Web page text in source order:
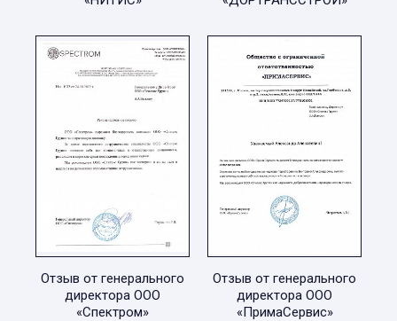
Отзыв от генерального
директора ООО
«Спектром»
Отзыв от генерального
директора ООО
«ПримаСервис»